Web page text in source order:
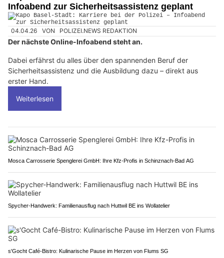
Infoabend zur Sicherheitsassistenz geplant
04.04.26 VON POLIZEI.NEWS REDAKTION
Der nächste Online-Infoabend steht an.
Dabei erfährst du alles über den spannenden Beruf der
Sicherheitsassistenz und die Ausbildung dazu – direkt aus
erster Hand.
Weiterlesen
Mosca Carrosserie Spenglerei GmbH: Ihre Kfz-Profis in Schinznach-Bad AG
Spycher-Handwerk: Familienausflug nach Huttwil BE ins Wollatelier
s'Gocht Café-Bistro: Kulinarische Pause im Herzen von Flums SG